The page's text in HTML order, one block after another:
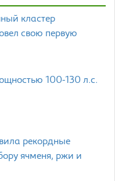
кластер
свою первую
100-130 л.с.
рекордные
ячменя, ржи и